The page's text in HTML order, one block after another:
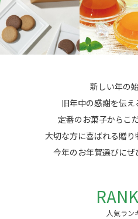
新しい年の
旧年中の感謝を伝え
定番のお菓子からこ
大切な方に喜ばれる贈り
今年のお年賀選びにぜ
人気ラン